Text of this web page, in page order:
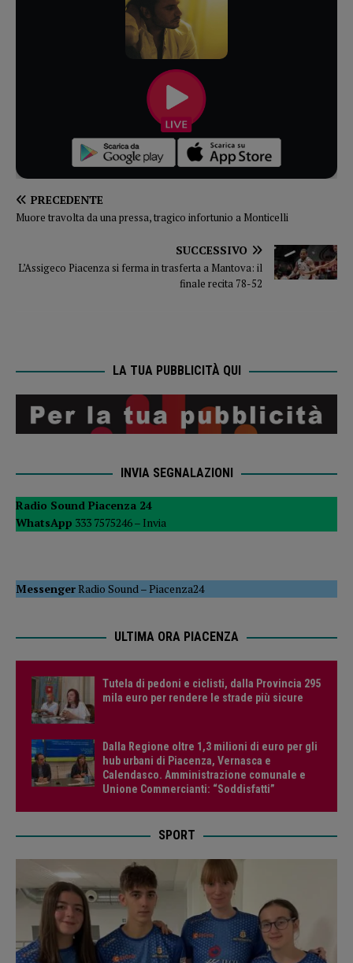
PRECEDENTE
Muore travolta da una pressa, tragico infortunio a Monticelli
SUCCESSIVO
L’Assigeco Piacenza si ferma in trasferta a Mantova: il
finale recita 78-52
LA TUA PUBBLICITÀ QUI
INVIA SEGNALAZIONI
Radio Sound Piacenza 24
WhatsApp 333 7575246 – Invia
MessengerRadio Sound–Piacenza24
ULTIMA ORA PIACENZA
Tutela di pedoni e ciclisti, dalla Provincia 295
mila euro per rendere le strade più sicure
Dalla Regione oltre 1,3 milioni di euro per gli
hub urbani di Piacenza, Vernasca e
Calendasco. Amministrazione comunale e
Unione Commercianti: “Soddisfatti”
SPORT